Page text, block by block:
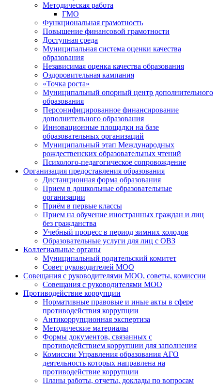
Методическая работа
ГМО
Функциональная грамотность
Повышение финансовой грамотности
Доступная среда
Муниципальная система оценки качества
образования
Независимая оценка качества образования
Оздоровительная кампания
«Точка роста»
Муниципальный опорный центр дополнительного
образования
Персонифицированное финансирование
дополнительного образования
Инновационные площадки на базе
образовательных организаций
Муниципальный этап Международных
рождественских образовательных чтений
Психолого-педагогическое сопровождение
Организация предоставления образования
Дистанционная форма образования
Прием в дошкольные образовательные
организации
Приём в первые классы
Прием на обучение иностранных граждан и лиц
без гражданства
Учебный процесс в период зимних холодов
Образовательные услуги для лиц с ОВЗ
Коллегиальные органы
Муниципальный родительский комитет
Совет руководителей МОО
Совещания с руководителями МОО, советы, комиссии
Совещания с руководителями МОО
Противодействие коррупции
Нормативные правовые и иные акты в сфере
противодействия коррупции
Антикоррупционная экспертиза
Методические материалы
Формы документов, связанных с
противодействием коррупции для заполнения
Комиссии Управления образования АГО
деятельность которых направлена на
противодействие коррупции
Планы работы, отчеты, доклады по вопросам